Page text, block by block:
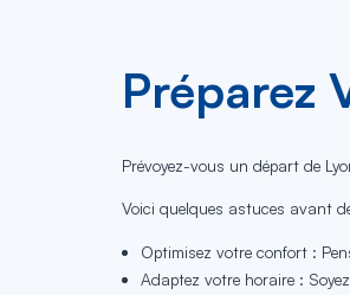
Préparez
Prévoyez-vous un départ de
Voici quelques astuces avant
Optimisez votre confort :
Adaptez votre horaire :